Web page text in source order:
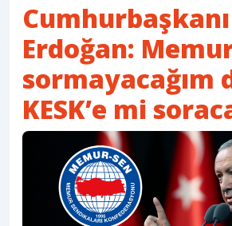
Cumhurbaşkanı
Erdoğan:
sormayacağım
KESK’e mi